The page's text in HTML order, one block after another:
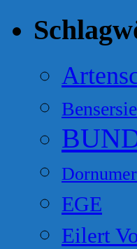
EGE
Eilert